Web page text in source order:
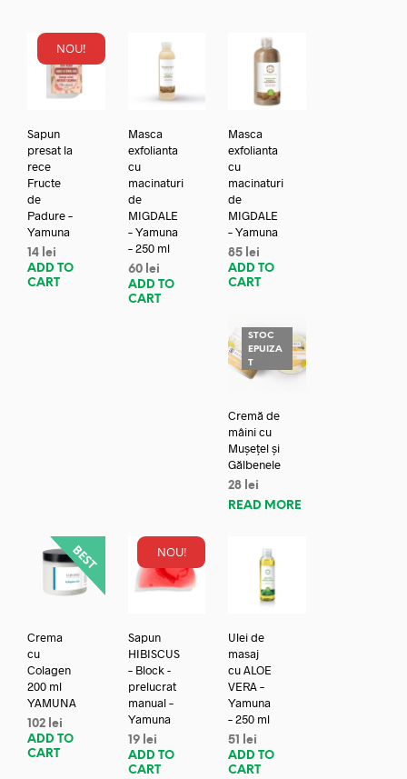
NOU!
Sapun
presat la
rece
Fructe
de
Padure –
Yamuna
14 lei
ADD TO
CART
Masca
exfolianta
cu
macinaturi
de
MIGDALE
– Yamuna
– 250 ml
60 lei
ADD TO
CART
Masca
exfolianta
cu
macinaturi
de
MIGDALE
– Yamuna
85 lei
ADD TO
CART
STOC
EPUIZA
T
Cremă de
mâini cu
Mușețel și
Gălbenele
28 lei
READ MORE
Crema
cu
Colagen
200 ml
YAMUNA
102 lei
ADD TO
CART
NOU!
Sapun
HIBISCUS
– Block -
prelucrat
manual –
Yamuna
19 lei
ADD TO
CART
Ulei de
masaj
cu ALOE
VERA –
Yamuna
– 250 ml
51
lei
ADD TO
CART